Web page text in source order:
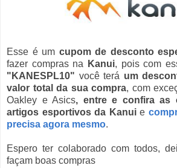
Esse é um cupom de desconto
fazer compras na Kanui, pois com
"KANESPL10" você terá um
valor total da sua compra, com
Oakley e Asics, entre e confira as
artigos esportivos da Kanuie
precisa agora mesmo.
Espero ter colaborado com todos,
façam boas compras